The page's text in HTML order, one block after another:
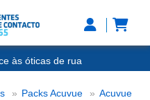
às óticas de rua
24h a 48h
dos Clientes
Packs Acuvue Acuvue